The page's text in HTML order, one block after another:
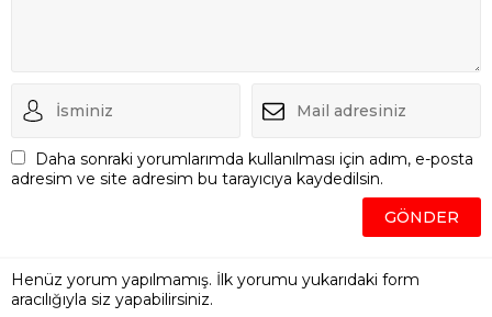
Daha sonraki yorumlarımda kullanılması için adım, e-posta
adresim ve site adresim bu tarayıcıya kaydedilsin.
Henüz yorum yapılmamış. İlk yorumu yukarıdaki form
aracılığıyla siz yapabilirsiniz.